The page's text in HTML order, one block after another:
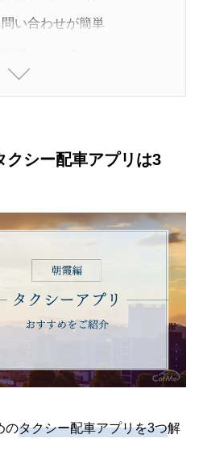
い合わせが簡単
える
うときはタクシー配車アプリ
クシー配車アプリは3
のタクシー配車アプリを3つ解